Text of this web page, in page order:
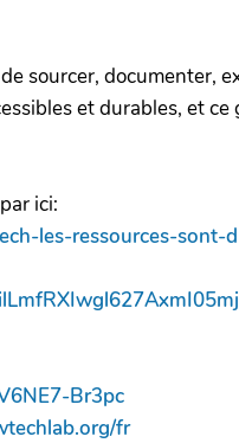
sourcer, documenter,
et durables, et
ici:
les-ressources-sont-
Br3pc
fr